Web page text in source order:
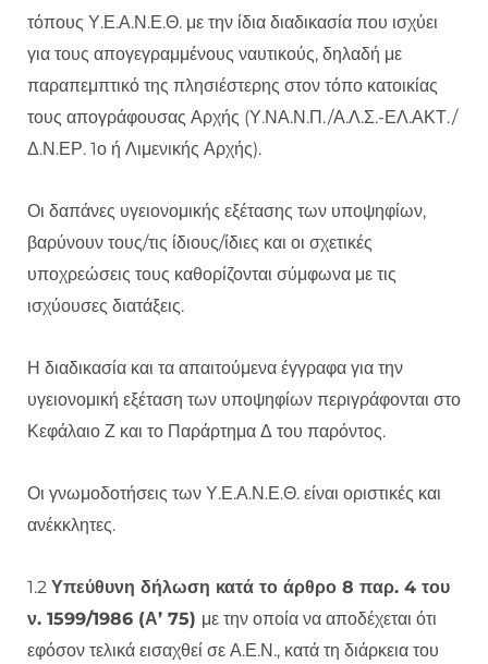
τόπους Υ.Ε.Α.Ν.Ε.Θ. με την ίδια διαδικασία που ισχύει
για τους απογεγραμμένους ναυτικούς, δηλαδή με
παραπεμπτικό της πλησιέστερης στον τόπο κατοικίας
τους απογράφουσας Αρχής (Υ.ΝΑ.Ν.Π./Α.Λ.Σ.-ΕΛ.ΑΚΤ./
Δ.Ν.ΕΡ. 1ο ή Λιμενικής Αρχής).
Οι δαπάνες υγειονομικής εξέτασης των υποψηφίων,
βαρύνουν τους/τις ίδιους/ίδιες και οι σχετικές
υποχρεώσεις τους καθορίζονται σύμφωνα με τις
ισχύουσες διατάξεις.
Η διαδικασία και τα απαιτούμενα έγγραφα για την
υγειονομική εξέταση των υποψηφίων περιγράφονται στο
Κεφάλαιο Ζ και το Παράρτημα Δ του παρόντος.
Οι γνωμοδοτήσεις των Υ.Ε.Α.Ν.Ε.Θ. είναι οριστικές και
ανέκκλητες.
1.2 Υπεύθυνη δήλωση κατά το άρθρο 8 παρ. 4 του
ν. 1599/1986 (Α’ 75) με την οποία να αποδέχεται ότι
εφόσον τελικά εισαχθεί σε Α.Ε.Ν., κατά τη διάρκεια του